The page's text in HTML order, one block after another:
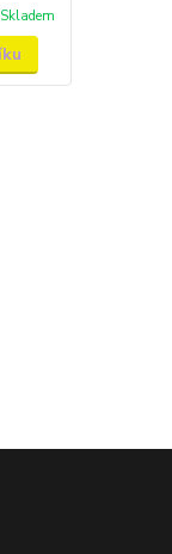
Skladem